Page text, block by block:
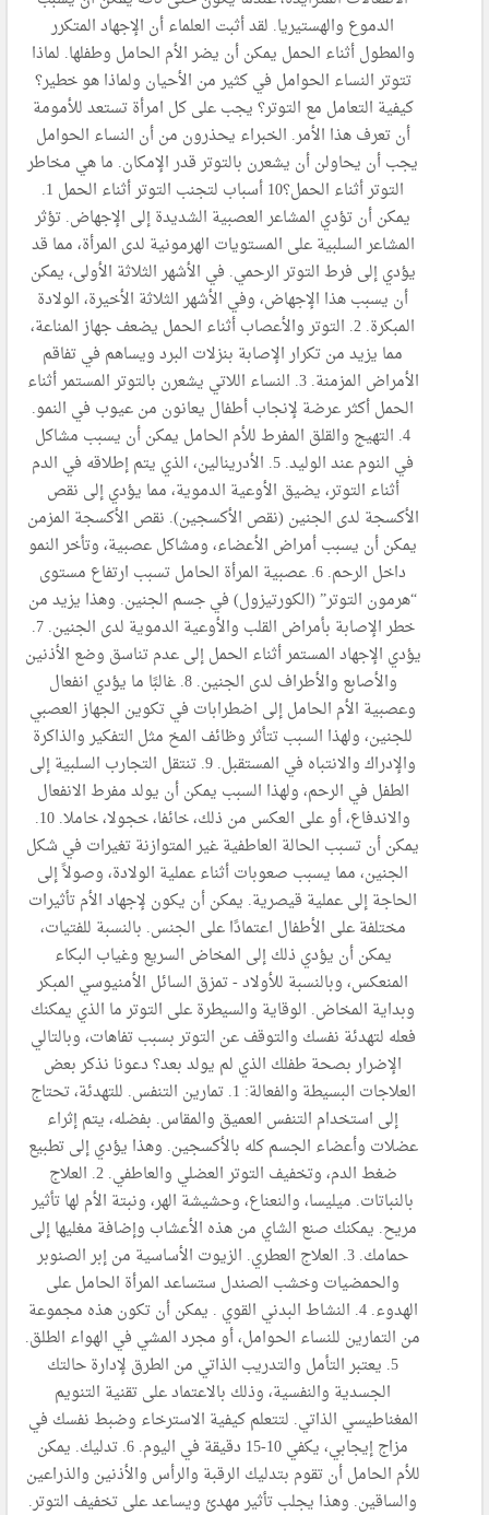
الدموع والهستيريا. لقد أثبت العلماء أن الإجهاد المتكرر
والمطول أثناء الحمل يمكن أن يضر الأم الحامل وطفلها. لماذا
تتوتر النساء الحوامل في كثير من الأحيان ولماذا هو خطير؟
كيفية التعامل مع التوتر؟ يجب على كل امرأة تستعد للأمومة
أن تعرف هذا الأمر. الخبراء يحذرون من أن النساء الحوامل
يجب أن يحاولن أن يشعرن بالتوتر قدر الإمكان. ما هي مخاطر
التوتر أثناء الحمل؟10 أسباب لتجنب التوتر أثناء الحمل 1.
يمكن أن تؤدي المشاعر العصبية الشديدة إلى الإجهاض. تؤثر
المشاعر السلبية على المستويات الهرمونية لدى المرأة، مما قد
يؤدي إلى فرط التوتر الرحمي. في الأشهر الثلاثة الأولى، يمكن
أن يسبب هذا الإجهاض، وفي الأشهر الثلاثة الأخيرة، الولادة
المبكرة. 2. التوتر والأعصاب أثناء الحمل يضعف جهاز المناعة،
مما يزيد من تكرار الإصابة بنزلات البرد ويساهم في تفاقم
الأمراض المزمنة. 3. النساء اللاتي يشعرن بالتوتر المستمر أثناء
الحمل أكثر عرضة لإنجاب أطفال يعانون من عيوب في النمو.
4. التهيج والقلق المفرط للأم الحامل يمكن أن يسبب مشاكل
في النوم عند الوليد. 5. الأدرينالين، الذي يتم إطلاقه في الدم
أثناء التوتر، يضيق الأوعية الدموية، مما يؤدي إلى نقص
الأكسجة لدى الجنين (نقص الأكسجين). نقص الأكسجة المزمن
يمكن أن يسبب أمراض الأعضاء، ومشاكل عصبية، وتأخر النمو
داخل الرحم. 6. عصبية المرأة الحامل تسبب ارتفاع مستوى
“هرمون التوتر” (الكورتيزول) في جسم الجنين. وهذا يزيد من
خطر الإصابة بأمراض القلب والأوعية الدموية لدى الجنين. 7.
يؤدي الإجهاد المستمر أثناء الحمل إلى عدم تناسق وضع الأذنين
والأصابع والأطراف لدى الجنين. 8. غالبًا ما يؤدي انفعال
وعصبية الأم الحامل إلى اضطرابات في تكوين الجهاز العصبي
للجنين، ولهذا السبب تتأثر وظائف المخ مثل التفكير والذاكرة
والإدراك والانتباه في المستقبل. 9. تنتقل التجارب السلبية إلى
الطفل في الرحم، ولهذا السبب يمكن أن يولد مفرط الانفعال
والاندفاع، أو على العكس من ذلك، خائفا، خجولا، خاملا. 10.
يمكن أن تسبب الحالة العاطفية غير المتوازنة تغيرات في شكل
الجنين، مما يسبب صعوبات أثناء عملية الولادة، وصولاً إلى
الحاجة إلى عملية قيصرية. يمكن أن يكون لإجهاد الأم تأثيرات
مختلفة على الأطفال اعتمادًا على الجنس. بالنسبة للفتيات،
يمكن أن يؤدي ذلك إلى المخاض السريع وغياب البكاء
المنعكس، وبالنسبة للأولاد - تمزق السائل الأمنيوسي المبكر
وبداية المخاض. الوقاية والسيطرة على التوتر ما الذي يمكنك
فعله لتهدئة نفسك والتوقف عن التوتر بسبب تفاهات، وبالتالي
الإضرار بصحة طفلك الذي لم يولد بعد؟ دعونا نذكر بعض
العلاجات البسيطة والفعالة: 1. تمارين التنفس. للتهدئة، تحتاج
إلى استخدام التنفس العميق والمقاس. بفضله، يتم إثراء
عضلات وأعضاء الجسم كله بالأكسجين. وهذا يؤدي إلى تطبيع
ضغط الدم، وتخفيف التوتر العضلي والعاطفي. 2. العلاج
بالنباتات. ميليسا، والنعناع، وحشيشة الهر، ونبتة الأم لها تأثير
مريح. يمكنك صنع الشاي من هذه الأعشاب وإضافة مغليها إلى
حمامك. 3. العلاج العطري. الزيوت الأساسية من إبر الصنوبر
والحمضيات وخشب الصندل ستساعد المرأة الحامل على
الهدوء. 4. النشاط البدني القوي . يمكن أن تكون هذه مجموعة
من التمارين للنساء الحوامل، أو مجرد المشي في الهواء الطلق.
5. يعتبر التأمل والتدريب الذاتي من الطرق لإدارة حالتك
الجسدية والنفسية، وذلك بالاعتماد على تقنية التنويم
المغناطيسي الذاتي. لتتعلم كيفية الاسترخاء وضبط نفسك في
مزاج إيجابي، يكفي 10-15 دقيقة في اليوم. 6. تدليك. يمكن
للأم الحامل أن تقوم بتدليك الرقبة والرأس والأذنين والذراعين
والساقين. وهذا يجلب تأثير مهدئ ويساعد على تخفيف التوتر.